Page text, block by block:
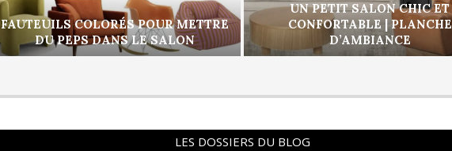
FAUTEUILS COLORÉS POUR METTRE
DU PEPS DANS LE SALON
UN PETIT SALON CHIC ET
CONFORTABLE | PLANCHE
D’AMBIANCE
LES DOSSIERS DU BLOG